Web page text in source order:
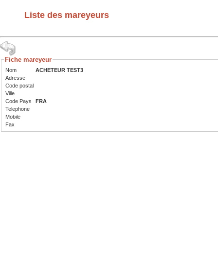
Liste des mareyeurs
Fiche mareyeur
Nom
ACHETEUR TEST3
Adresse
Code postal
Ville
Code Pays
FRA
Telephone
Mobile
Fax